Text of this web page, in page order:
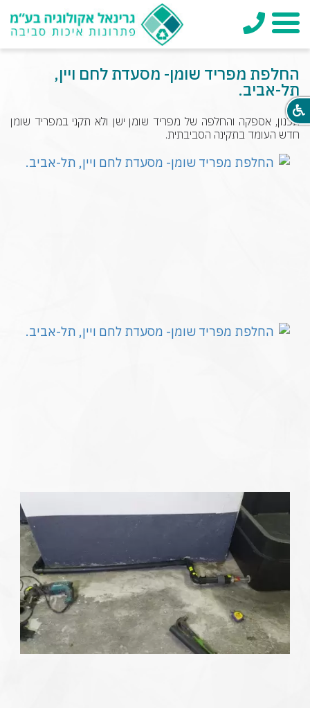
תפריט
החלפת מפריד שומן- מסעדת לחם ויין,
תל-אביב.
תכנון, אספקה והחלפה של מפריד שומן ישן ולא תקני במפריד שומן
חדש העומד בתקינה הסביבתית.